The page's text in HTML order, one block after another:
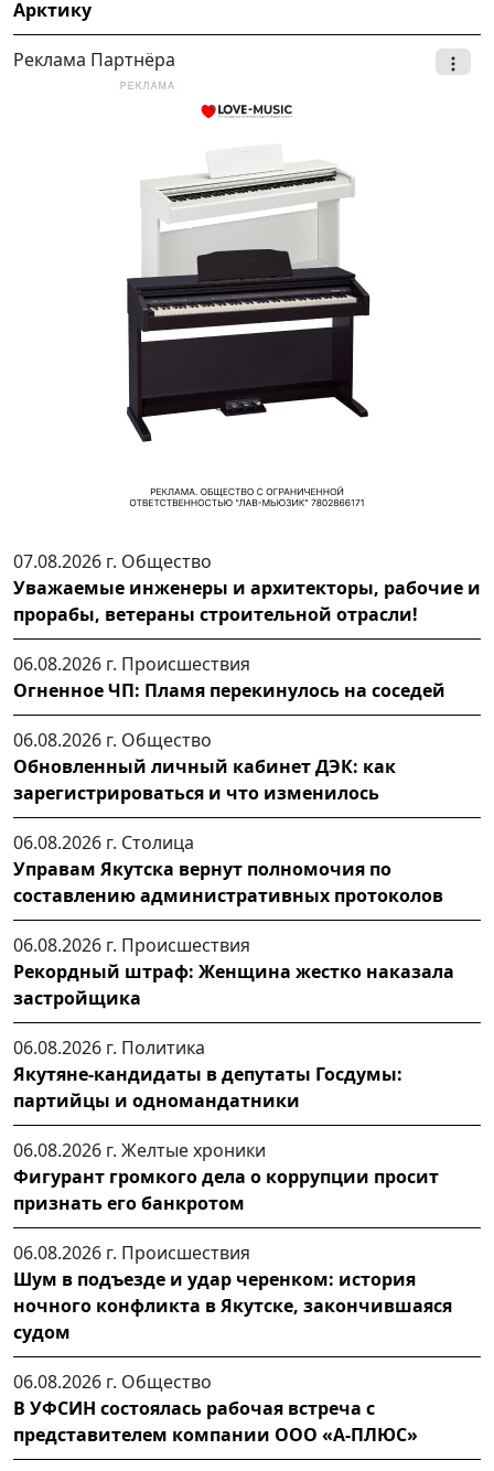
Арктику
Реклама Партнёра
07.08.2026 г. Общество
Уважаемые инженеры и архитекторы, рабочие и
прорабы, ветераны строительной отрасли!
06.08.2026 г. Происшествия
Огненное ЧП: Пламя перекинулось на соседей
06.08.2026 г. Общество
Обновленный личный кабинет ДЭК: как
зарегистрироваться и что изменилось
06.08.2026 г. Столица
Управам Якутска вернут полномочия по
составлению административных протоколов
06.08.2026 г. Происшествия
Рекордный штраф: Женщина жестко наказала
застройщика
06.08.2026 г. Политика
Якутяне-кандидаты в депутаты Госдумы:
партийцы и одномандатники
06.08.2026 г. Желтые хроники
Фигурант громкого дела о коррупции просит
признать его банкротом
06.08.2026 г. Происшествия
Шум в подъезде и удар черенком: история
ночного конфликта в Якутске, закончившаяся
судом
06.08.2026 г. Общество
В УФСИН состоялась рабочая встреча с
представителем компании ООО «А-ПЛЮС»